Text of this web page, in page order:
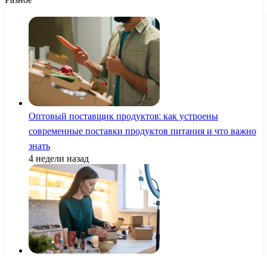
Оптовый поставщик продуктов: как устроены
современные поставки продуктов питания и что важно
знать
4 недели назад